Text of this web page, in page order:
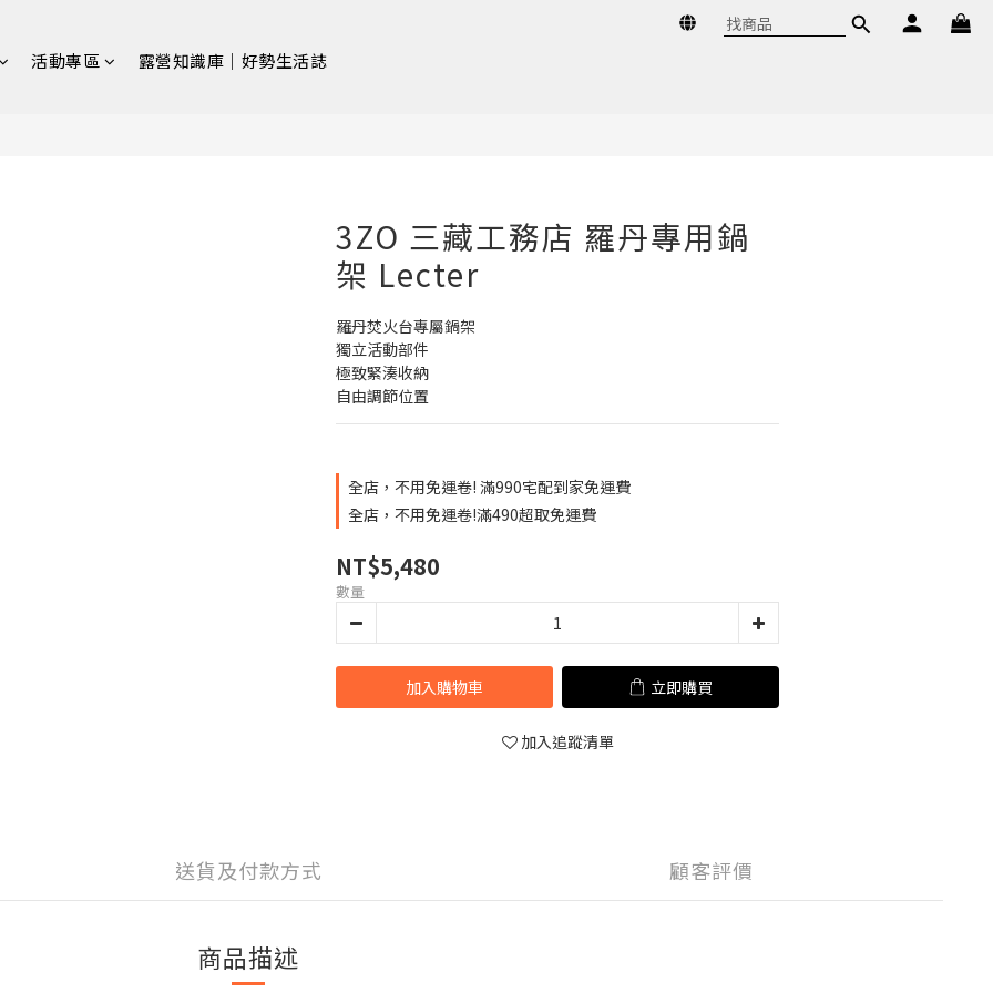
活動專區 露營知識庫｜好勢生活誌
3ZO 三藏工務店 羅丹專用鍋
架 Lecter
羅丹焚火台專屬鍋架
獨立活動部件
極致緊湊收納
自由調節位置
全店，不用免運卷! 滿990宅配到家免運費
全店，不用免運卷!滿490超取免運費
NT$5,480
數量
加入購物車 立即購買
加入追蹤清單
送貨及付款方式 顧客評價
商品描述
立即購買